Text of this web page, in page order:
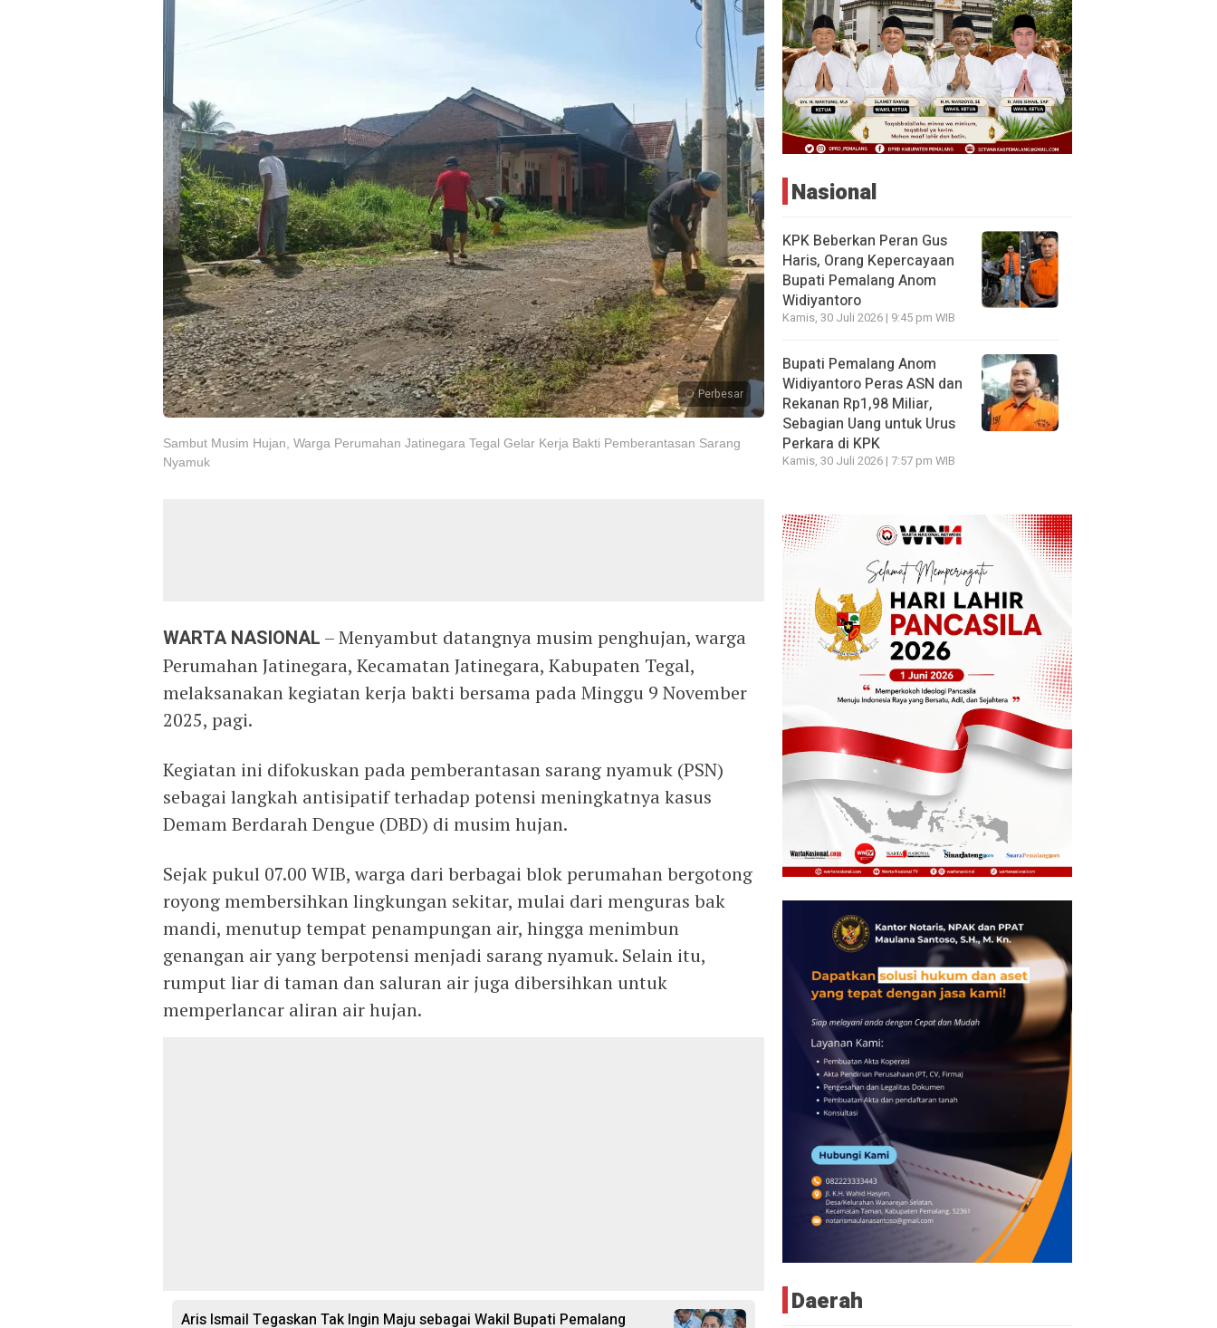
Perbesar
Sambut Musim Hujan, Warga Perumahan Jatinegara Tegal Gelar Kerja Bakti Pemberantasan Sarang
Nyamuk
WARTA NASIONAL – Menyambut datangnya musim penghujan, warga
Perumahan Jatinegara, Kecamatan Jatinegara, Kabupaten Tegal,
melaksanakan kegiatan kerja bakti bersama pada Minggu 9 November
2025, pagi.
Kegiatan ini difokuskan pada pemberantasan sarang nyamuk (PSN)
sebagai langkah antisipatif terhadap potensi meningkatnya kasus
Demam Berdarah Dengue (DBD) di musim hujan.
Sejak pukul 07.00 WIB, warga dari berbagai blok perumahan bergotong
royong membersihkan lingkungan sekitar, mulai dari menguras bak
mandi, menutup tempat penampungan air, hingga menimbun
genangan air yang berpotensi menjadi sarang nyamuk. Selain itu,
rumput liar di taman dan saluran air juga dibersihkan untuk
memperlancar aliran air hujan.
Aris Ismail Tegaskan Tak Ingin Maju sebagai Wakil Bupati Pemalang
Nasional
KPK Beberkan Peran Gus
Haris, Orang Kepercayaan
Bupati Pemalang Anom
Widiyantoro
Kamis, 30 Juli 2026 | 9:45 pm WIB
Bupati Pemalang Anom
Widiyantoro Peras ASN dan
Rekanan Rp1,98 Miliar,
Sebagian Uang untuk Urus
Perkara di KPK
Kamis, 30 Juli 2026 | 7:57 pm WIB
Daerah